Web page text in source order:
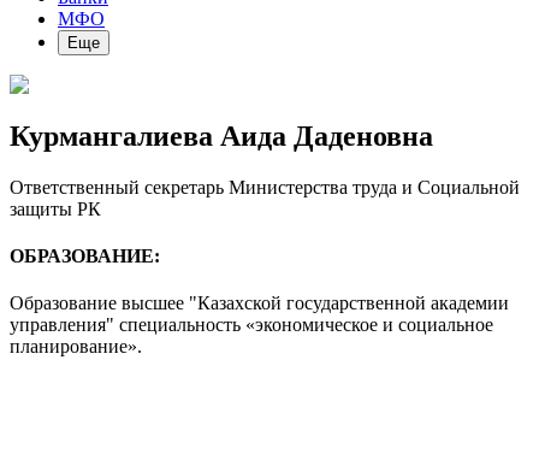
МФО
Еще
Курмангалиева Аида Даденовна
Ответственный секретарь Министерства труда и Социальной
защиты РК
ОБРАЗОВАНИЕ:
Образование высшее "Казахской государственной академии
управления" специальность «экономическое и социальное
планирование».